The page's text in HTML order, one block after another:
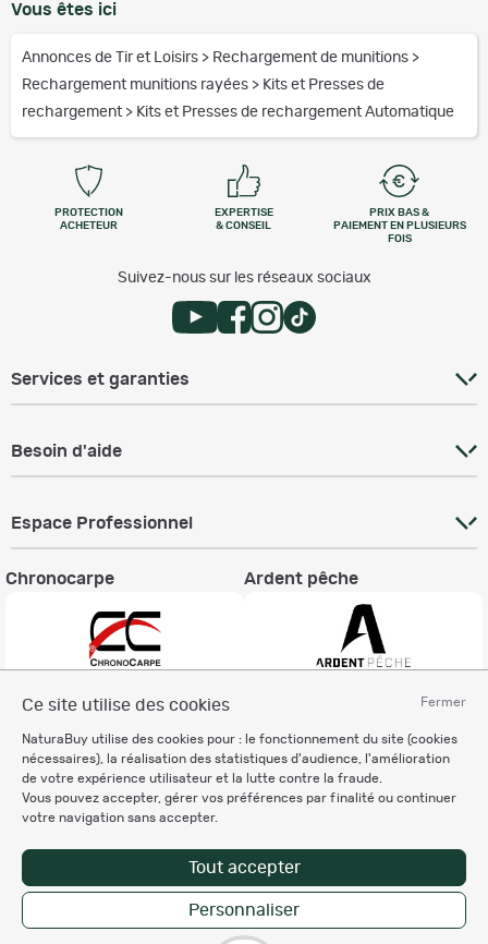
Fermer
Ce site utilise des cookies
NaturaBuy utilise des cookies pour : le fonctionnement du site (cookies
nécessaires), la réalisation des statistiques d'audience, l'amélioration
de votre expérience utilisateur et la lutte contre la fraude.
Vous pouvez accepter, gérer vos préférences par finalité ou continuer
votre navigation sans accepter.
Tout accepter
Personnaliser
Vous êtes ici
Annonces de Tir et Loisirs > Rechargement de munitions >
Rechargement munitions rayées > Kits et Presses de
rechargement > Kits et Presses de rechargement Automatique
PROTECTION
ACHETEUR
EXPERTISE
& CONSEIL
PRIX BAS &
PAIEMENT EN PLUSIEURS
FOIS
Suivez-nous sur les réseaux sociaux
Services et garanties
Besoin d'aide
Espace Professionnel
Chronocarpe Ardent pêche
Charte éthique
Mentions légales
Règlement & Conditions d'utilisation
Politique de protection
des données personnelles
Personnalisation des cookies
Copyright © 2007-2026 NaturaBuy. Tous droits réservés. N°CNIL: 1239459.